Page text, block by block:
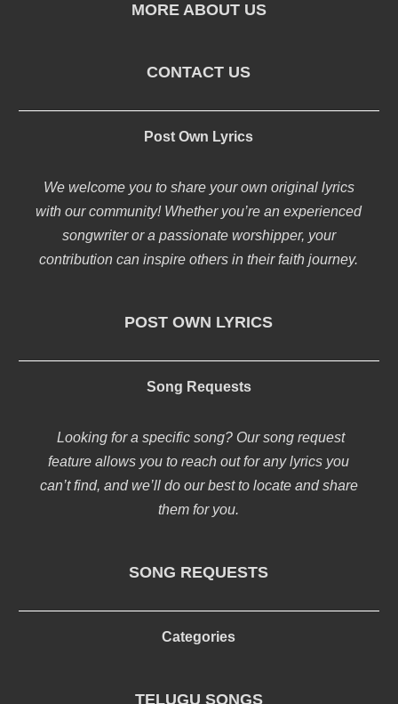
MORE ABOUT US
CONTACT US
Post Own Lyrics
We welcome you to share your own original lyrics
with our community! Whether you’re an experienced
songwriter or a passionate worshipper, your
contribution can inspire others in their faith journey.
POST OWN LYRICS
Song Requests
Looking for a specific song? Our song request
feature allows you to reach out for any lyrics you
can’t find, and we’ll do our best to locate and share
them for you.
SONG REQUESTS
Categories
TELUGU SONGS